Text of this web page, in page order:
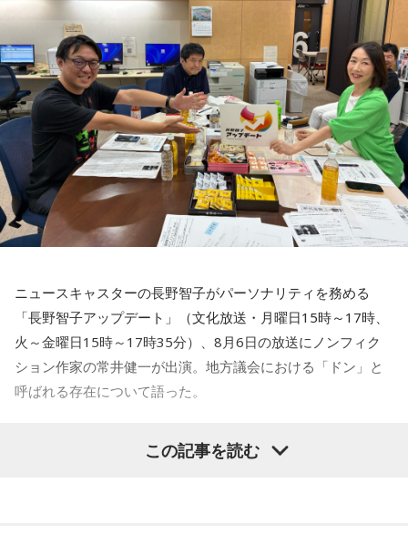
賀喜：大阪公演2日目の私は、横結びみたいなサイドテールに
してみたんです。それがリスナーちゃんも意図せずというか
お揃いだったんだね！ うれしい～！
私も生まれたところが大阪なので、大阪でのライブは特別な
んですよ。家族や親戚も観に来てくれていて、それもうれし
かったから頑張れたし、「551」も食べたし（笑）。あと、
たこ焼きも「りくろーおじさんの店」のチーズケーキも食べ
た！
それに、いつも大阪でライブをするとき、私の親戚の皆さん
がぶどうの差し入れをしてくれるの。それも食べた！ メンバ
大阪公演の前の日もお仕事だったんですけど、そのお仕事が
終わったらすぐ大阪に帰って、ちょっとだけ（愛猫の）まろ
んにも会えたんですよ。それで、その次の日にライブをし
て、家族が観に来てくれて、帰ったという大阪ライフでした
ね。
「551の豚まんがあるとき？ ないとき？」っていうCMがある
ニュースキャスターの長野智子がパーソナリティを務める
「長野智子アップデート」（文化放送・月曜日15時～17時、
火～金曜日15時～17時35分）、8月6日の放送にノンフィク
ション作家の常井健一が出演。地方議会における「ドン」と
呼ばれる存在について語った。
鈴木敏夫（文化放送解説委員）
「福岡県議会で浮上した、議
長ポストをめぐる現金授受疑惑です。その渦中にいる藏内勇
この記事を読む